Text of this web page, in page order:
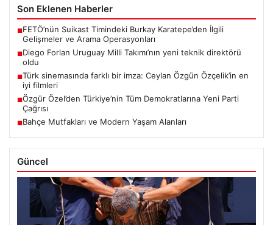
Son Eklenen Haberler
■FETÖ’nün Suikast Timindeki Burkay Karatepe’den İlgili
Gelişmeler ve Arama Operasyonları
■Diego Forlan Uruguay Milli Takımı’nın yeni teknik direktörü
oldu
■Türk sinemasında farklı bir imza: Ceylan Özgün Özçelik’in en
iyi filmleri
■Özgür Özel’den Türkiye’nin Tüm Demokratlarına Yeni Parti
Çağrısı
■Bahçe Mutfakları ve Modern Yaşam Alanları
Güncel